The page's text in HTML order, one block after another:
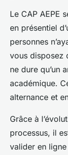
Le CAP AEPE
en présentiel
personnes
vous disposez
ne dure qu’un
académique.
alternance et
Grâce à
processus, il
valider en